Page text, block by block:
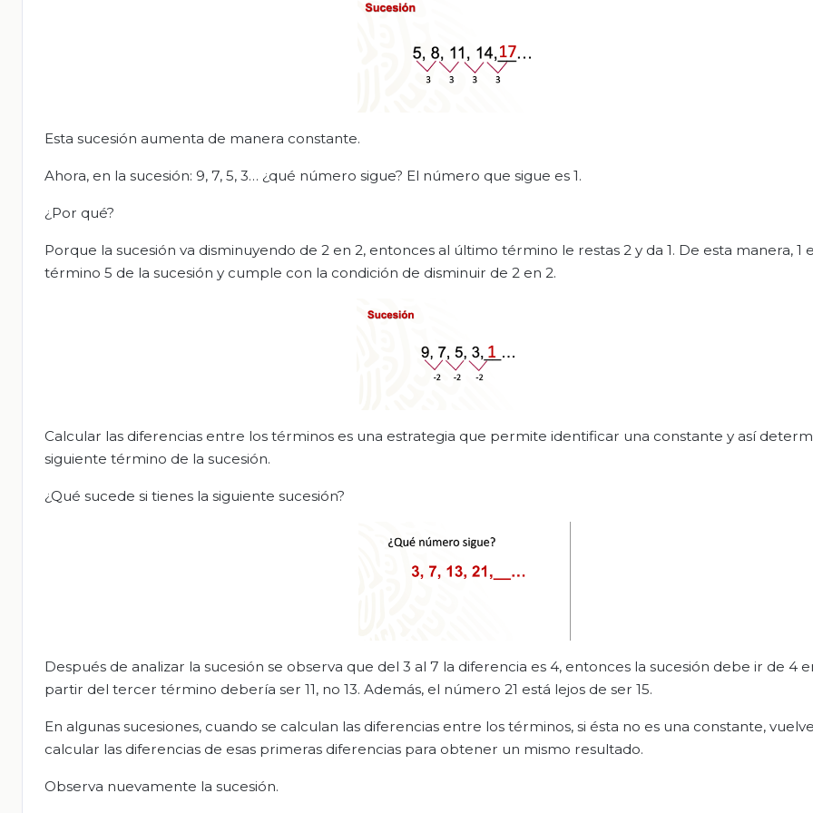
Esta sucesión aumenta de manera constante.
Ahora, en la sucesión: 9, 7, 5, 3… ¿qué número sigue? El número que sigue es 1.
¿Por qué?
Porque la sucesión va disminuyendo de 2 en 2, entonces al último término le restas 2 y da 1. De esta manera, 1
término 5 de la sucesión y cumple con la condición de disminuir de 2 en 2.
Calcular las diferencias entre los términos es una estrategia que permite identificar una constante y así
siguiente término de la sucesión.
¿Qué sucede si tienes la siguiente sucesión?
Después de analizar la sucesión se observa que del 3 al 7 la diferencia es 4, entonces la sucesión debe ir de 4
partir del tercer término debería ser 11, no 13. Además, el número 21 está lejos de ser 15.
En algunas sucesiones, cuando se calculan las diferencias entre los términos, si ésta no es una constante,
calcular las diferencias de esas primeras diferencias para obtener un mismo resultado.
Observa nuevamente la sucesión.